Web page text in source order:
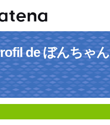
de ぼんちゃ